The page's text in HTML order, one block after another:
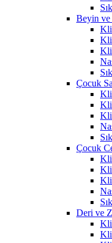
Beyin ve
Çocuk
Çocuk
Deri ve